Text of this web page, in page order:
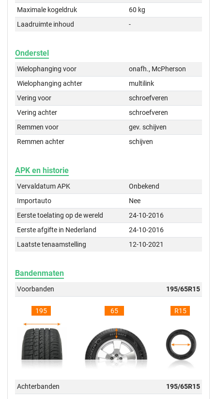
Maximale kogeldruk
60 kg
Laadruimte inhoud
-
Onderstel
Wielophanging voor
onafh., McPherson
Wielophanging achter
multilink
Vering voor
schroefveren
Vering achter
schroefveren
Remmen voor
gev. schijven
Remmen achter
schijven
APK en historie
Vervaldatum APK
Onbekend
Importauto
Nee
Eerste toelating op de wereld
24-10-2016
Eerste afgifte in Nederland
24-10-2016
Laatste tenaamstelling
12-10-2021
Bandenmaten
Voorbanden 195/65R15
195 65 R15
Achterbanden 195/65R15